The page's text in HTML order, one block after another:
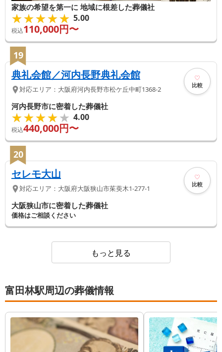
家族の希望を第一に 地域に根差した葬儀社
★★★★★
★★★★★ 5.00
税込110,000円〜
19
典礼会館／河内長野典礼会館
対応エリア： 大阪府河内長野市松ケ丘中町1368-2 比較
河内長野市に密着した葬儀社
★★★★★
★★★★★ 4.00
税込440,000円〜
20
セレモ大山
対応エリア： 大阪府大阪狭山市茱萸木1-277-1 比較
大阪狭山市に密着した葬儀社
価格はご相談ください
もっと見る
富田林駅周辺の葬儀情報